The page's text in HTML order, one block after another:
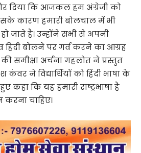
दिया कि आजकल हम अंग्रेजी को
कारण हमारी बोलचाल में भी
जाते है। उन्होंने सभी से अपनी
बोलने पर गर्व करने का आग्रह
समीक्षा अर्चना गहलोत ने प्रस्तुत
कंवर ने विद्यार्थियों को हिंदी भाषा के
कहा कि यह हमारी राष्ट्रभाषा है
चाहिए।